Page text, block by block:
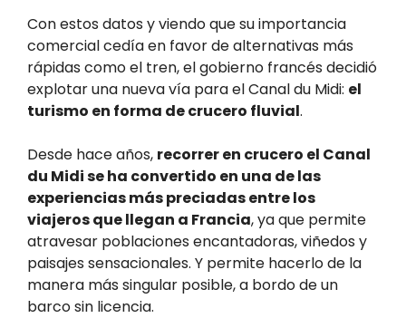
Con estos datos y viendo que su importancia
comercial cedía en favor de alternativas más
rápidas como el tren, el gobierno francés decidió
explotar una nueva vía para el Canal du Midi: el
turismo en forma de crucero fluvial.
Desde hace años, recorrer en crucero el Canal
du Midi se ha convertido en una de las
experiencias más preciadas entre los
viajeros que llegan a Francia, ya que permite
atravesar poblaciones encantadoras, viñedos y
paisajes sensacionales. Y permite hacerlo de la
manera más singular posible, a bordo de un
barco sin licencia.